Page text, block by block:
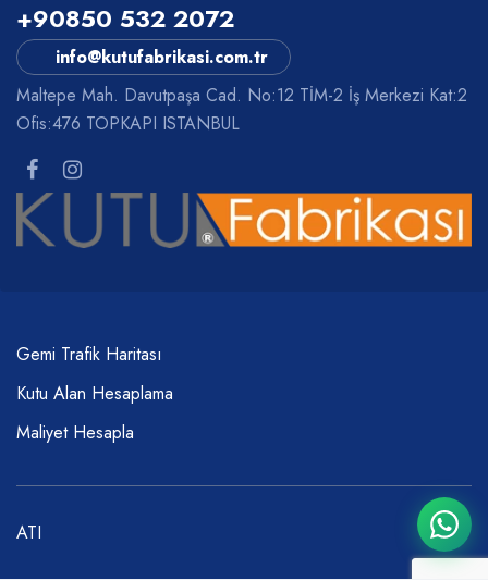
+90850 532 2072
info@kutufabrikasi.com.tr
Maltepe Mah. Davutpaşa Cad. No:12 TİM-2 İş Merkezi Kat:2
Ofis:476 TOPKAPI ISTANBUL
Gemi Trafik Haritası
Kutu Alan Hesaplama
Maliyet Hesapla
ATI